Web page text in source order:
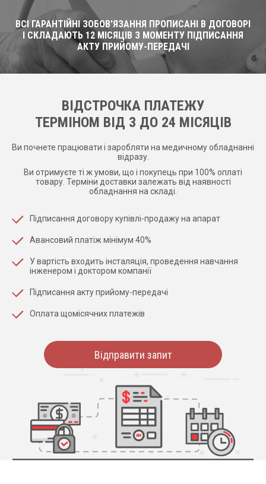
ВСІ ГАРАНТІЙНІ ЗОБОВ'ЯЗАННЯ ПРОПИСАНІ В ДОГОВОРІ
І СКЛАДАЮТЬ 12 МІСЯЦІВ З МОМЕНТУ ПІДПИСАННЯ
АКТУ ПРИЙОМУ-ПЕРЕДАЧІ
ВІДСТРОЧКА ПЛАТЕЖУ
ТЕРМІНОМ ВІД 3 ДО 24 МІСЯЦІВ
Ви почнете працювати і заробляти на медичному обладнанні
відразу.
Ви отримуєте ті ж умови, що і покупець при 100% оплаті
товару. Терміни доставки залежать від наявності
обладнання на складі.
Підписання договору купівлі-продажу на апарат
Авансовий платіж мінімум 40%
У вартість входить інсталяція, проведення навчання
інженером і доктором компанії
Підписання акту прийому-передачі
Оплата щомісячних платежів
Відправити запит